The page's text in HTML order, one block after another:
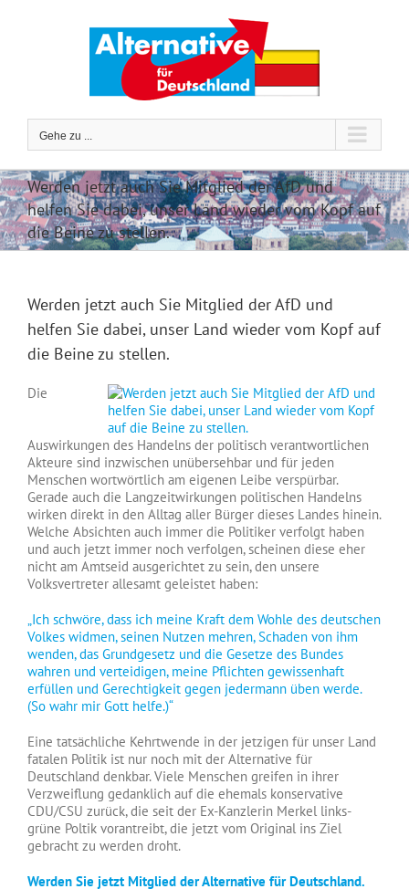
Gehe zu ...
Werden jetzt auch Sie Mitglied der AfD und
helfen Sie dabei, unser Land wieder vom Kopf auf
die Beine zu stellen.
Werden jetzt auch Sie Mitglied der AfD und
helfen Sie dabei, unser Land wieder vom Kopf auf
die Beine zu stellen.
Die
Auswirkungen des Handelns der politisch verantwortlichen
Akteure sind inzwischen unübersehbar und für jeden
Menschen wortwörtlich am eigenen Leibe verspürbar.
Gerade auch die Langzeitwirkungen politischen Handelns
wirken direkt in den Alltag aller Bürger dieses Landes hinein.
Welche Absichten auch immer die Politiker verfolgt haben
und auch jetzt immer noch verfolgen, scheinen diese eher
nicht am Amtseid ausgerichtet zu sein, den unsere
Volksvertreter allesamt geleistet haben:
Ich schwöre, dass ich meine Kraft dem Wohle des deutschen
Volkes widmen, seinen Nutzen mehren, Schaden von ihm
wenden, das Grundgesetz und die Gesetze des Bundes
wahren und verteidigen, meine Pflichten gewissenhaft
erfüllen und Gerechtigkeit gegen jedermann üben werde.
(So wahr mir Gott helfe.)“
Eine tatsächliche Kehrtwende in der jetzigen für unser Land
fatalen Politik ist nur noch mit der Alternative für
Deutschland denkbar. Viele Menschen greifen in ihrer
Verzweiflung gedanklich auf die ehemals konservative
CDU/CSU zurück, die seit der Ex-Kanzlerin Merkel links-
grüne Poltik vorantreibt, die jetzt vom Original ins Ziel
gebracht zu werden droht.
Werden Sie jetzt Mitglied der Alternative für Deutschland.